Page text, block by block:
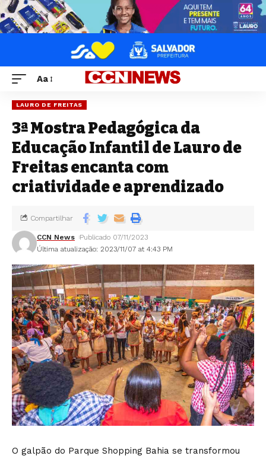
Aa
LAURO DE FREITAS
3ª Mostra Pedagógica da
Educação Infantil de Lauro de
Freitas encanta com
criatividade e aprendizado
Última atualização: 2023/11/07 at 4:43 PM
CCN News Publicado 07/11/2023
Compartilhar
O galpão do Parque Shopping Bahia se transformou